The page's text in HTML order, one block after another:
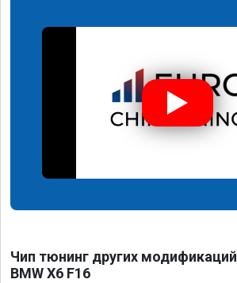
Чип тюнинг других модификаций
BMW X6 F16